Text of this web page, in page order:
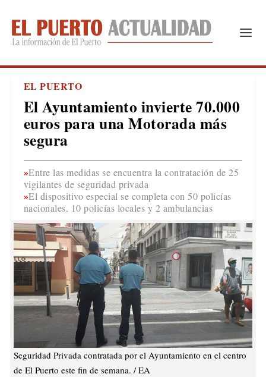
EL PUERTO
El Ayuntamiento invierte 70.000
euros para una Motorada más
segura
Entre las medidas se encuentra la contratación de 25
vigilantes de seguridad privada
El dispositivo especial se completa con 50 policías
nacionales, 10 policías locales y 2 ambulancias
Seguridad Privada contratada por el Ayuntamiento en el centro
de El Puerto este fin de semana. / EA